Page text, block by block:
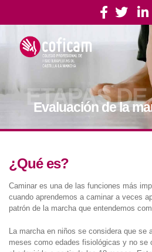
ETAPAS
Evaluación de la
¿Qué es?
Caminar es una de las funciones más
cuando aprendemos a caminar a veces
patrón de la marcha que entendemos
La marcha en niños se considera que se
meses como edades fisiológicas y no se